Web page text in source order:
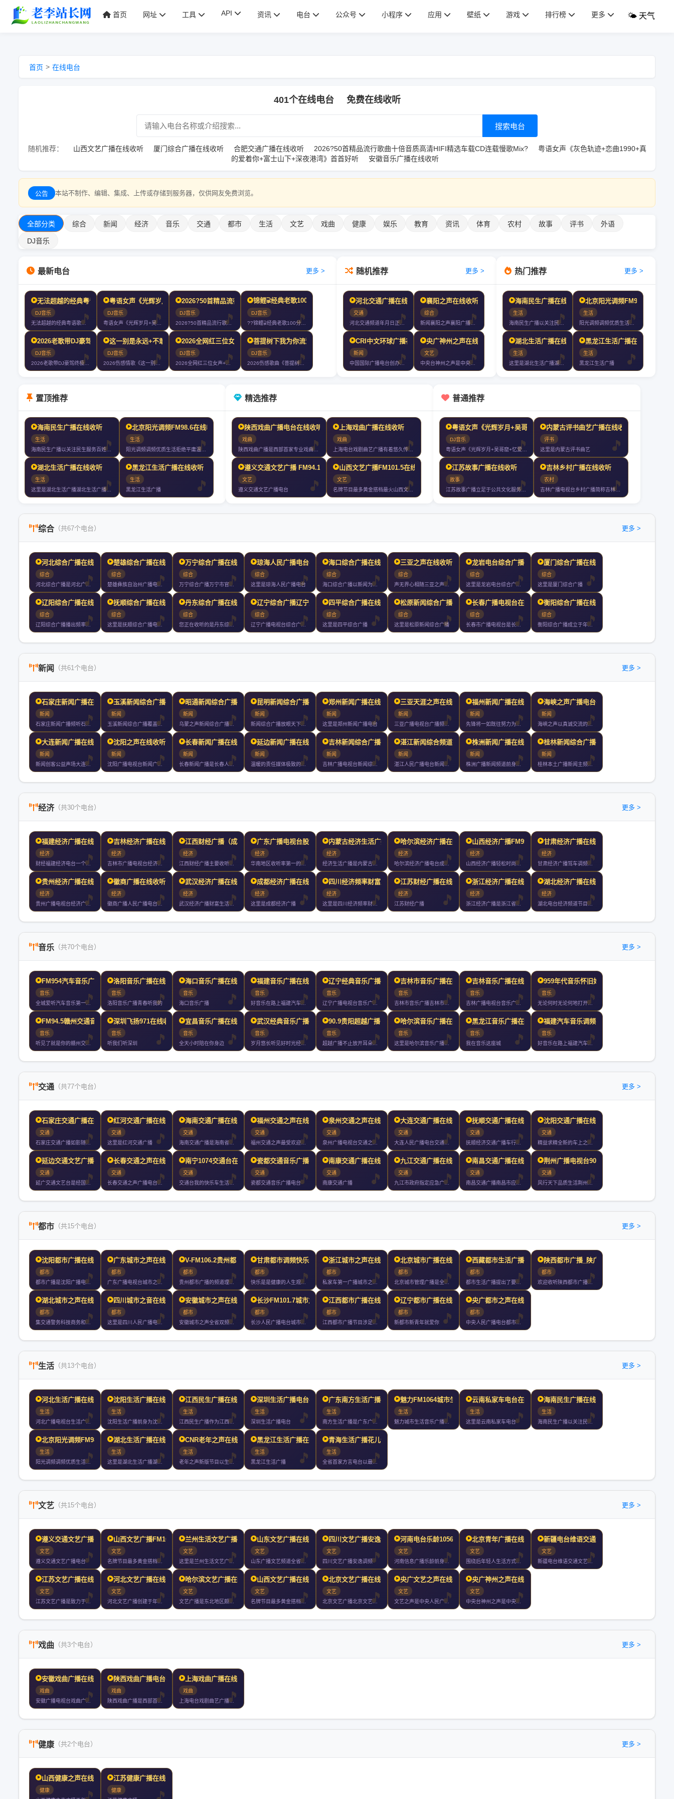
首页 网址 工具 API 资讯 电台 公众号 小程序 应用 壁纸 游戏 排行榜 更多 🌤️ 天气
首页 > 在线电台
401个在线电台 免费在线收听
搜索电台
随机推荐： 山西文艺广播在线收听 厦门综合广播在线收听 合肥交通广播在线收听 2026?50首精品流行歌曲十倍音质高清HIFI精选车载CD连载慢歌Mix?
粤语女声《灰色轨迹+恋曲1990+真
的爱着你+富士山下+深夜港湾》首首好听
安徽音乐广播在线收听
公告
，本站不制作、编辑、集成、上传或存储到服务器，仅供网友免费浏览。
全部分类 综合 新闻 经济 音乐 交通 都市 生活 文艺 戏曲 健康 娱乐 教育 资讯 体育 农村 故事 评书 外语
DJ音乐
最新电台 更多 >
无法超越的经典粤语歌曲《农民+大地+灰色轨迹+真的爱你+光辉岁月》车载Dj串烧
DJ音乐
无法超越的经典粤语歌曲《农民+大地+灰色轨迹+真的爱你+光辉岁月》车载
粤语女声《光辉岁月+吴哥窟+忆爱+玻璃之情+让一切随风+谁明浪子心》好听到爆?
DJ音乐
粤语女声《光辉岁月+吴哥窟+忆爱+玻璃之情+让一切随风+谁明浪子心》好
2026?50首精品流行歌曲十倍音质高清HIFI精选车载CD连载慢歌Mix?
DJ音乐
2026?50首精品流行歌曲十倍音质高清HIFI精选车载CD连载慢歌M
锦鲤⫌经典老歌100分钟⫌首首好听7080经典老歌⫌2024再创新版
DJ音乐
??锦鲤⫌经典老歌100分钟⫌首首好听7080经典老歌⫌2024再创新
2026老歌带DJ豪驾终极3小时?‍♀️你们以后就叫我大哥?
DJ音乐
2026老歌带DJ豪驾终极3小时?‍♀️你们以后就叫我大哥?
这一别是永远+不敢梦到的人+今生啊多相见+如果只是擦肩的缘分
DJ音乐
2026伤感情歌《这一别是永远+不敢梦到的人+今生啊多相见+如果只是擦
2026全网红三位女声+首首动听+首首伤感+首首爆赞+车载大碟滴滴滴
DJ音乐
2026全网红三位女声+首首动听+首首伤感+首首爆赞+车载大碟滴滴滴
菩提树下我为你流泪+孟婆求你一碗忘情汤+千滴眼泪千次心碎
DJ音乐
2026伤感歌曲《菩提树下我为你流泪+孟婆求你一碗忘情汤+千滴眼泪千次
随机推荐 更多 >
河北交通广播在线收听
交通
河北交通频道年月日正式播出收听频率为调频兆赫兆赫交通频道以出行人群作为
襄阳之声在线收听
综合
新闻襄阳之声襄阳广播电视台襄阳之声新闻热线新浪微博襄阳之声微信襄阳之声
CRI中文环球广播在线收听
新闻
中国国际广播电台创办于年月日是中国向全世界广播的国家广播电台其宗旨是向
央广神州之声在线收听
文艺
中央台神州之声是中央人民广播电台专门为台湾及海外听众服务的两套节目之一
热门推荐 更多 >
海南民生广播在线收听
生活
海南民生广播以关注民生服务百姓为宗旨是海南广播电视总台旗下最年轻的一套
北京阳光调频FM98.6在线收听
生活
阳光调频调频优质生活拒绝平庸温暖发声
湖北生活广播在线收听
生活
这里是湖北生活广播湖北生活广播你值得收听的电台
黑龙江生活广播在线收听
生活
黑龙江生活广播
置顶推荐
海南民生广播在线收听
生活
海南民生广播以关注民生服务百姓为宗旨是海南广播电视总台旗下最年轻的一套
北京阳光调频FM98.6在线收听
生活
阳光调频调频优质生活拒绝平庸温暖发声
湖北生活广播在线收听
生活
这里是湖北生活广播湖北生活广播你值得收听的电台
黑龙江生活广播在线收听
生活
黑龙江生活广播
精选推荐
陕西戏曲广播电台在线收听
戏曲
陕西戏曲广播是西部首家专业戏曲广播弘扬秦腔为主的戏曲文化用当代精神挖掘
上海戏曲广播在线收听
戏曲
上海电台戏剧曲艺广播有着悠久传统一向执着于弘扬戏曲艺术戏剧曲艺广播力足
遵义交通文艺广播 FM94.1在线收听
文艺
遵义交通文艺广播电台
山西文艺广播FM101.5在线收听
文艺
名牌节目最多黄金搭档最火山西文艺广播成立于年月日开播年山西文艺广播从经
普通推荐
粤语女声《光辉岁月+吴哥窟+忆爱+玻璃之情+让一切随风+谁明浪子心》好
DJ音乐
粤语女声《光辉岁月+吴哥窟+忆爱+玻璃之情+让一切随风+谁明浪子心》好
内蒙古评书曲艺广播在线收听
评书
这里是内蒙古评书曲艺
江苏故事广播在线收听
故事
江苏故事广播立足于公共文化服务秉承人文精神致力于打造一个综合纪实情感畅
吉林乡村广播在线收听
农村
吉林广播电视台乡村广播简称吉林乡村广播是吉林广播电视台旗下的省级农村专
综合 （共67个电台） 更多 >
河北综合广播在线收听
综合
河北综合广播是河北广播电视台广播双主频之一是河北省委省政府权
楚雄综合广播在线收听
综合
楚雄彝族自治州广播电视台主办每天播出时间小时是彝州主要的新闻
万宁综合广播在线收听
综合
万宁综合广播万宁市官方广播频率以新闻政务为核心多元传播讲好万
琼海人民广播电台在线收听
综合
这里是琼海人民广播电台
海口综合广播在线收听
综合
海口综合广播以新闻为主其他综合性资讯娱乐节目为辅每天档黄金时
三亚之声在线收听
综合
声无界心相随三亚之声小时直播精彩不断
龙岩电台综合广播在线收听
综合
这里是龙岩电台综合广播电台
厦门综合广播在线收听
综合
这里是厦门综合广播
辽阳综合广播在线收听
综合
辽阳综合广播播出频率兆赫中波千赫
抚顺综合广播在线收听
综合
这里是抚顺综合广播电台在线收听
丹东综合广播在线收听
综合
您正在收听的是丹东综合广播
辽宁综合广播辽宁之声在线
综合
辽宁广播电视台综合广播是辽宁广播电视台第一套广播节目覆盖全省
四平综合广播在线收听
综合
这里是四平综合广播
松原新闻综合广播在线收听
综合
这里是松原新闻综合广播
长春广播电视台在线收听
综合
长春市广播电视台是长春市人民政府直属正局级事业单位归口中共长
衡阳综合广播在线收听
综合
衡阳综合广播成立于年月日是湖南个市州中创办历史最悠久唯一没有
新闻 （共61个电台） 更多 >
石家庄新闻广播在线收听
新闻
石家庄新闻广播倾听石家庄的声音
玉溪新闻综合广播在线收听
新闻
玉溪新闻综合广播覆盖全市二区七县以上人口节目包括新闻类社教类
昭通新闻综合广播在线收听
新闻
乌蒙之声新闻综合广播是昭通人民广播电台的主频率整套节目以新闻
昆明新闻综合广播在线收听
新闻
新闻综合广播放眼天下事倾听万家声昆明广播电视台主频率新闻综合
郑州新闻广播在线收听
新闻
这里是郑州新闻广播电台
三亚天涯之声在线收听
新闻
三亚广播电视台广播频率天涯之声在三亚播出的频率为全天小时播音
福州新闻广播在线收听
新闻
先锋将一如既往努力为听众提供丰富多彩的广播节目热情为广告客户
海峡之声广播电台在线收听
新闻
海峡之声以真诚交流的理念丰富多彩的内容活泼多样的形式收到两岸
大连新闻广播在线收听
新闻
新闻创客公益声场大连新闻广播大连主频率声音梦工场同步我们的城
沈阳之声在线收听
新闻
沈阳广播电视台新闻广播呼号沈阳之声是沈阳地区核心新闻广播频率
长春新闻广播在线收听
新闻
长春新闻广播是长春人民广播电台下属的新闻广播频率采用调频兆赫
延边新闻广播在线收听
新闻
温暖的责任媒体极致的服务媒体权威的专业媒体接地气的陪伴媒体新
吉林新闻综合广播在线收听
新闻
吉林广播电视台新闻综合广播是吉林广播电视台旗下以新闻资讯为主
湛江新闻综合频道在线收听
新闻
湛江人民广播电台新闻综合频道外文名是湛江人民广播电台旗下的频
株洲新闻广播在线收听
新闻
株洲广播新闻频道前身为株洲人民广播电台覆盖株洲长沙湘潭等地全
桂林新闻综合广播在线收听
新闻
桂林本土广播新闻主频率覆盖面最广影响力最大的调频广播桂林新闻
经济（共30个电台） 更多 >
福建经济广播在线收听
经济
财经福建经济电台一个诞生于年的广播品牌拥有超过年的品牌积累他
吉林经济广播在线收听
经济
吉林市广播电视台经济广播是吉林市广播电视台旗下广播频率成立于
江西财经广播（成功992
经济
江西财经广播主要收听人群是岁的工商企业界人士有车一族他们是拥
广东广播电视台股市广播在
经济
华南地区收听率第一的财经资讯电台实时直击股票期货外汇黄金交易
内蒙古经济生活广播在线收
经济
经济生活广播是内蒙古人民广播电台系列频率之一播出频率为兆赫是
哈尔滨经济广播在线收听
经济
哈尔滨经济广播电台成立于年和双频发射有效覆盖人口达万以上以关
山西经济广播FM958在
经济
山西经济广播轻松时尚惠生活
甘肃经济广播在线收听
经济
甘肃经济广播驾车调频是甘肃省委省政府为实施党中央国务院西部大
贵州经济广播在线收听
经济
贵州广播电视台经济广播财富是全省第一家以主持人大板块直播为播
徽商广播在线收听
经济
徽商广播人民广播电台始建于年月日现拥有新闻综合广播文艺广播交
武汉经济广播在线收听
经济
武汉经济广播财富生活调频
成都经济广播在线收听
经济
这里是成都经济广播
四川经济频率财富广播FM
经济
这里是四川经济频率财富广播
江苏财经广播在线收听
经济
江苏财经广播
浙江经济广播在线收听
经济
浙江经济广播是浙江省内唯一的省级专业财经广播频道自年月日首播
湖北经济广播在线收听
经济
湖北电台经济频道节目特色鲜明以关注经济服务生活为宗旨深受广大
音乐 （共70个电台） 更多 >
FM954汽车音乐广播在
音乐
全城爱听汽车音乐第一台昆明车上收听率第一
洛阳音乐广播在线收听
音乐
洛阳音乐广播青春听我的
海口音乐广播在线收听
音乐
海口音乐广播
福建音乐广播在线收听
音乐
好音乐在路上福建汽车音乐调频福州厦门泉州漳州小时持续放送
辽宁经典音乐广播在线收听
音乐
辽宁广播电视台音乐广播是辽宁广播电视台下属的广播频率实行全天
吉林市音乐广播在线收听
音乐
吉林市音乐广播吉林市广播电视台旗下最具品味和情怀的绿色调频都
吉林音乐广播在线收听
音乐
吉林广播电视台音乐广播简称吉林音乐广播曾用名东北亚音乐台是吉
959年代音乐怀旧好声音
音乐
无论何时无论何地打开听老歌一首接一首歌声不断情怀不断
FM94.5赣州交通音乐
音乐
听见了就是你的赣州交通音乐广播你随身携带的文艺情怀
深圳飞扬971在线收听
音乐
听我们听深圳
宜昌音乐广播在线收听
音乐
全天小时陪在你身边
武汉经典音乐广播在线收听
音乐
岁月悠长听见好时光经典武汉音乐广播武汉音乐广播是武汉地区第一
90.9贵阳超越广播 W
音乐
超越广播不止放开耳朵城市顶尖音乐电台小时好音乐不间断
哈尔滨音乐广播在线收听
音乐
这里是哈尔滨音乐广播电台
黑龙江音乐广播在线收听
音乐
我在音乐这座城
福建汽车音乐调频在线收听
音乐
好音乐在路上福建汽车音乐调频福州厦门泉州漳州小时持续放送
交通 （共77个电台） 更多 >
石家庄交通广播在线收听
交通
石家庄交通广播如影随形的能量电台
红河交通广播在线收听
交通
这里是红河交通广播
海南交通广播在线收听
交通
海南交通广播是海南省唯一一家以宣传交通服务交通为宗旨以开车人
福州交通之声在线收听
交通
福州交通之声最受欢迎的汽车电台立足车与行为移动人群办有用的广
泉州交通之声在线收听
交通
泉州广播电视台交通之声成立于年月日试播月日开播是泉州市独家专
大连交通广播在线收听
交通
大连人民广播电台交通广播是大连人民广播电台下属的一个广播频道
抚顺交通广播在线收听
交通
抚顺经济交通广播车行天下声动我心一切只为你
沈阳交通广播在线收听
交通
精益求精全新的车上之声节目更动感风格更时尚效果更清晰覆盖更广
延边交通文艺广播在线收听
交通
延广交通文艺台是经国家广播电总局批准的延边朝鲜族自治州唯一的
长春交通之声在线收听
交通
长春交通之声广播电台是长春人民广播电台的系列台之一与长春市交
南宁1074交通台在线收
交通
交通台我的快乐车生活交通音乐广播为南宁广播电视台下属的一家广
瓷都交通音乐广播电台在线
交通
瓷都交通音乐广播电台
南康交通广播在线收听
交通
南康交通广播
九江交通广播在线收听
交通
九江市政府指定应急广播九江最具影响力权威媒体
南昌交通广播在线收听
交通
南昌交通广播南昌市应急广播只为每一个执着在路上的人尼尔森数据
荆州广播电视台90.1汽
交通
风行天下品质生活荆州人民广播电台汽车电台于年月日正式开播全天
都市 （共15个电台） 更多 >
沈阳都市广播在线收听
都市
都市广播是沈阳广播电视台专业系列广播频率之一都市广播作为辽沈
广东城市之声在线收听
都市
广东广播电视台城市之声的节目以丰富多样性和都市色彩为特征每天
V-FM106.2贵州都
都市
贵州都市广播的频道理念以轻松幽默的风格时尚有效的内容为私家车
甘肃都市调频快乐1066
都市
快乐是是健康的人生观点是惊喜的节目内容是流行的都市文化是热情
浙江城市之声在线收听
都市
私家车第一广播城市之声快乐梦想家拥有全球最顶尖的主持群创造知
北京城市广播在线收听
都市
北京城市管理广播是全国第一家以城市管理和服务为主要内容的广播
西藏都市生活广播在线收听
都市
都市生活广播提出了要做市民的忠实朋友把全心全意为市民服务作为
陕西都市广播_陕广新闻在
都市
欢迎收听陕西都市广播陕广新闻
湖北城市之声在线收听
都市
集交通警务科技商务和文娱信息于一体的省级交通专业广播电台以私
四川城市之音在线收听
都市
这里是四川人民广播电台城市之音
安徽城市之声在线收听
都市
安徽城市之声全省双频覆盖以好生活听我的为品牌标识以好听实用轻
长沙FM101.7城市之
都市
长沙人民广播电台城市之音年月日开播湖南一家引进系统的类型化音
江西都市广播在线收听
都市
江西都市广播节目涉足吃喝玩乐购贯穿寻找发现分享的理念传播都市
辽宁都市广播在线收听
都市
新都市新青年就爱你
央广都市之声在线收听
都市
中央人民广播电台都市之声首都时尚资讯娱乐台京城第一家汽车调频
生活 （共13个电台） 更多 >
河北生活广播在线收听
生活
河北广播电视台生活广播以传递健康知识引领健康生活为目标努力打
沈阳生活广播在线收听
生活
沈阳生活广播前身为沈阳经济广播年开播年直播是东三省第一家直播
江西民生广播在线收听
生活
江西民生广播作为江西地区民生类主流广播媒体年频率重构定位提出
深圳生活广播电台在线收听
生活
深圳生活广播电台
广东南方生活广播在线收听
生活
南方生活广播是广东广播电视台频率之一作为华南地区唯一一家以传
魅力FM1064城市生活
生活
魅力城市生活音乐广播有魅力最美丽非凡魅力只为并不平凡的你这里
云南私家车电台在线收听
生活
这里是云南私家车电台
海南民生广播在线收听
生活
海南民生广播以关注民生服务百姓为宗旨是海南广播电视总台旗下最
北京阳光调频FM98.6
生活
阳光调频调频优质生活拒绝平庸温暖发声
湖北生活广播在线收听
生活
这里是湖北生活广播湖北生活广播你值得收听的电台
CNR老年之声在线收听
生活
老年之声新版节目以生活资讯节目健康养生节目和文艺节目为主全天
黑龙江生活广播在线收听
生活
黑龙江生活广播
青海生活广播花儿调频在线
生活
全省首家方言电台以最本土的声音打造最全面的生活服务类电台
文艺 （共15个电台） 更多 >
遵义交通文艺广播 FM9
文艺
遵义交通文艺广播电台
山西文艺广播FM101.
文艺
名牌节目最多黄金搭档最火山西文艺广播成立于年月日开播年山西文
兰州生活文艺广播在线收听
文艺
这里是兰州生活文艺广播全天为广大私家车主带去及时的出行信息新
山东文艺广播在线收听
文艺
山东广播文艺频道全省市调频覆盖济南地区调频是省内唯一综合文艺
四川文艺广播安逸调频在线
文艺
四川文艺广播安逸调频
河南电台乐龄1056在线
文艺
河南信息广播乐龄前身为河南信息广播电台开播于年月日凭借调频中
北京青年广播在线收听
文艺
围绕后年轻人生活方式和大学校园学习生活的电台是注重实用信息分
新疆电台维语交通文艺广播
文艺
新疆电台维语交通文艺广播
江苏文艺广播在线收听
文艺
江苏文艺广播是致力于传播优秀中国文化的专业化文艺电台覆盖南京
河北文艺广播在线收听
文艺
河北文艺广播创建于年月日坚持文艺视野开掘传统经典关注时尚流行
哈尔滨文艺广播在线收听
文艺
文艺广播是东北地区颇具影响力的广播频率之一收听范围覆盖黑龙江
山西文艺广播在线收听
文艺
名牌节目最多黄金搭档最火山西文艺广播成立于年月日开播年山西文
北京文艺广播在线收听
文艺
北京文艺广播北京文艺广播播出频率创建于年月日覆盖北京市全部城
央广文艺之声在线收听
文艺
文艺之声是中央人民广播电台系列频率之第九套节目年年中央人民广
央广神州之声在线收听
文艺
中央台神州之声是中央人民广播电台专门为台湾及海外听众服务的两
戏曲 （共3个电台） 更多 >
安徽戏曲广播在线收听
戏曲
安徽广播电视台戏曲广播是安徽省第一家专业戏曲广播电台于年月日
陕西戏曲广播电台在线收听
戏曲
陕西戏曲广播是西部首家专业戏曲广播弘扬秦腔为主的戏曲文化用当
上海戏曲广播在线收听
戏曲
上海电台戏剧曲艺广播有着悠久传统一向执着于弘扬戏曲艺术戏剧曲
健康 （共2个电台） 更多 >
山西健康之声在线收听
健康
江苏健康广播在线收听
健康